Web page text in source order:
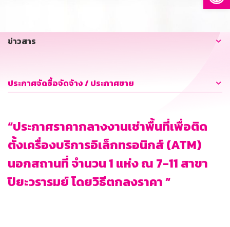
ข่าวสาร
ประกาศจัดซื้อจัดจ้าง / ประกาศขาย
“ประกาศราคากลางงานเช่าพื้นที่เพื่อติด
ตั้งเครื่องบริการอิเล็กทรอนิกส์ (ATM)
นอกสถานที่ จำนวน 1 แห่ง ณ 7-11 สาขา
ปิยะวรารมย์ โดยวิธีตกลงราคา “